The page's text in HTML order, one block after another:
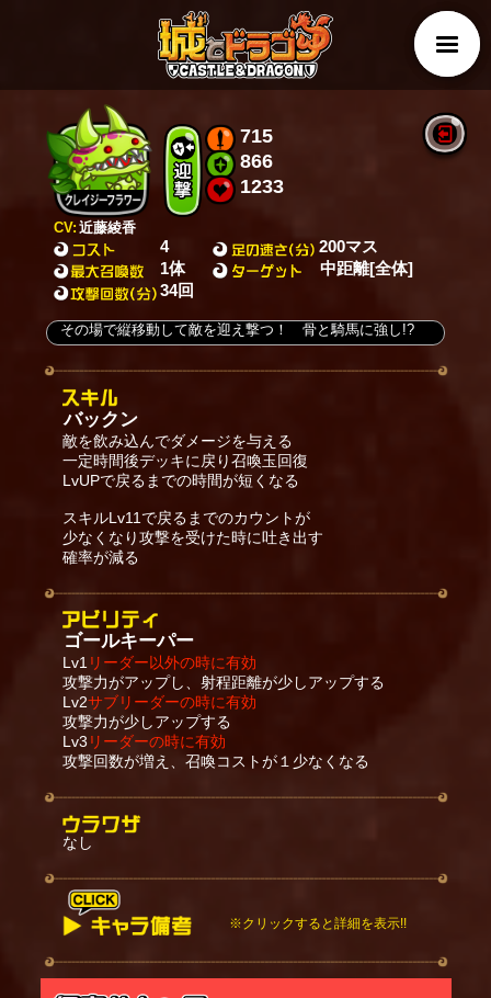
CV: 近藤綾香
715
866
1233
4
1体
34回
200マス
中距離[全体]
その場で縦移動して敵を迎え撃つ！ 骨と騎馬に強し!?
バックン
敵を飲み込んでダメージを与える
一定時間後デッキに戻り召喚玉回復
LvUPで戻るまでの時間が短くなる
スキルLv11で戻るまでのカウントが
少なくなり攻撃を受けた時に吐き出す
確率が減る
ゴールキーパー
Lv1 リーダー以外の時に有効
攻撃力がアップし、射程距離が少しアップする
Lv2サブリーダーの時に有効
攻撃力が少しアップする
Lv3 リーダーの時に有効
攻撃回数が増え、召喚コストが１少なくなる
なし
※クリックすると詳細を表示!!
スキルは地上の敵に攻撃している時のみ発動する
が、その際に空中の敵がいた場合、そちらを狙う場